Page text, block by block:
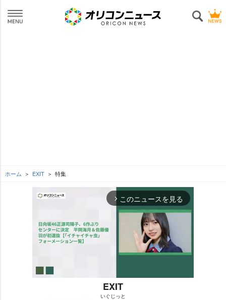
ホーム EXIT 特集
arrow_forward_ios このニュースを見る
EXIT
いぐじっと